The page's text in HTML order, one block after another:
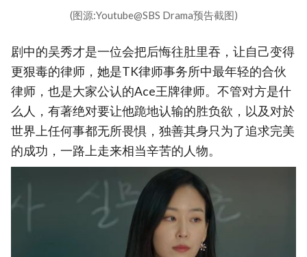
(图源:Youtube@SBS Drama预告截图)
剧中的吴秀才是一位会把后悔往肚里吞，让自己变得
更狠毒的律师，她是TK律师事务所中最年轻的合伙
律师，也是大家公认的Ace王牌律师。不管对方是什
么人，有著绝对要让他跪地认输的胜负欲，以及对於
世界上任何事都无所畏惧，独善其身只为了追求完美
的成功，一路上走来相当辛苦的人物。